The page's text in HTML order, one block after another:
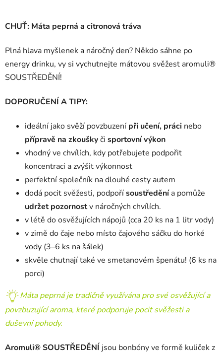
CHUŤ: Máta peprná a citronová tráva
Plná hlava myšlenek a náročný den? Někdo sáhne po
energy drinku, vy si vychutnejte mátovou svěžest aromuli®
SOUSTŘEDĚNÍ!
DOPORUČENÍ A TIPY:
ideální jako svěží povzbuzení při učení, práci nebo
přípravě na zkouškyči sportovní výkon
vhodný ve chvílích, kdy potřebujete podpořit
koncentraci azvýšit výkonnost
perfektní společník nadlouhé cesty autem
dodá pocit svěžesti, podpořísoustředěnía pomůže
udržet pozornostv náročných chvílích.
v létě do osvěžujících nápojů (cca 20 ks na 1 litr vody)
v zimě do čaje nebo místo čajového sáčku do horké
vody (3–6 ks na šálek)
skvěle chutnají také ve smetanovém špenátu! (6 ks na
porci)
Máta peprná je tradičně využívána pro své osvěžující a
povzbuzující aroma, které podporuje pocit svěžesti a
duševní pohody.
Aromuli®SOUSTŘEDĚNÍ jsou bonbóny ve formě kuliček z